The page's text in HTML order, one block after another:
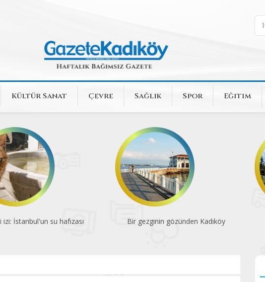
Kültür Sanat Çevre Sağlık Spor Eğitim
izi: İstanbul'un su hafızası Bir gezginin gözünden Kadıköy